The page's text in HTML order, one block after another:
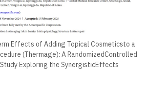
Effects of Adding Topical Cosmeticsto a
(Thermage): A RandomizedControlled
Exploring the SynergisticEffects